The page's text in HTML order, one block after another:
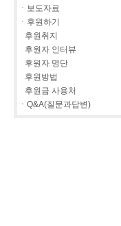
ㆍ보도자료
ㆍ후원하기
후원취지
후원자 인터뷰
후원자 명단
후원방법
후원금 사용처
ㆍQ&A(질문과답변)